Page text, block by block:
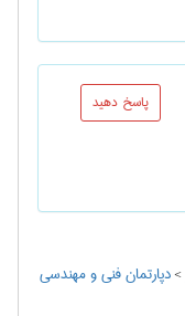
پاسخ دهید
>دپارتمان فنی و مهندسی